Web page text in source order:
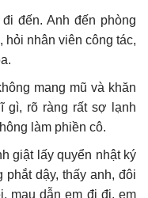
đến. Anh đến phòng
hỏi nhân viên công tác,
mang mũ và khăn
gì, rõ ràng rất sợ lạnh
làm phiền cô.
giật lấy quyển nhật ký
dậy, thấy anh, đôi
mau dẫn em đi đi, em